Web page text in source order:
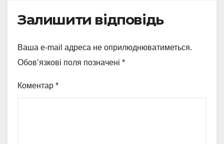
Залишити відповідь
Ваша e-mail адреса не оприлюднюватиметься.
Обов’язкові поля позначені *
Коментар *